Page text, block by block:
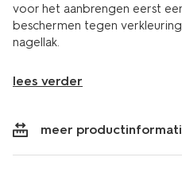
voor het aanbrengen eerst
beschermen tegen
nagellak.
lees verder
meer